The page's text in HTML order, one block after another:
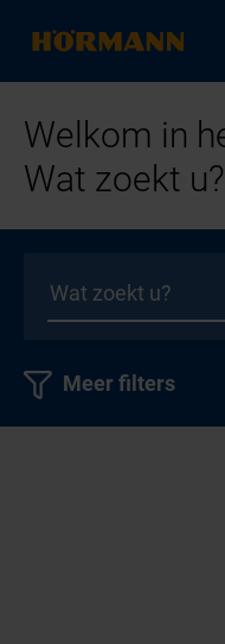
Welkom in
Wat zoekt u?
Meer filters